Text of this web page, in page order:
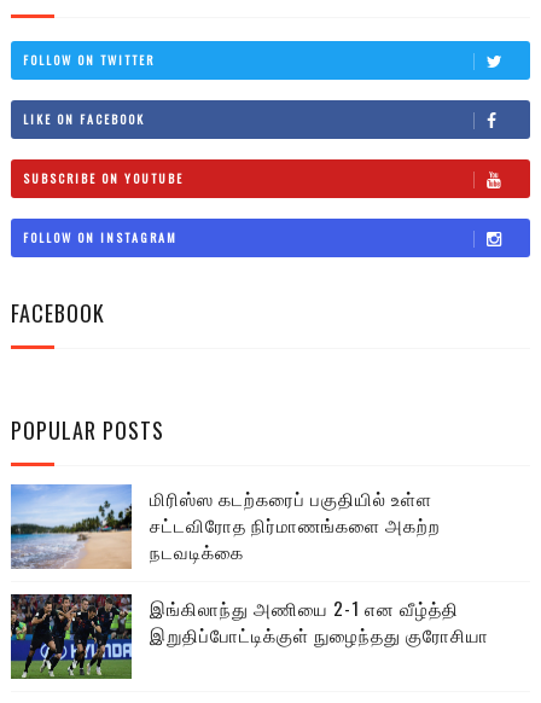
FOLLOW ON TWITTER
LIKE ON FACEBOOK
SUBSCRIBE ON YOUTUBE
FOLLOW ON INSTAGRAM
FACEBOOK
POPULAR POSTS
மிரிஸ்ஸ கடற்கரைப் பகுதியில் உள்ள
சட்டவிரோத நிர்மாணங்களை அகற்ற
நடவடிக்கை
இங்கிலாந்து அணியை 2-1 என வீழ்த்தி
இறுதிப்போட்டிக்குள் நுழைந்தது குரோசியா